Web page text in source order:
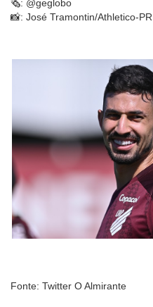
🗞️: @geglobo
📸: José Tramontin/Athletico-PR
Fonte: Twitter O Almirante